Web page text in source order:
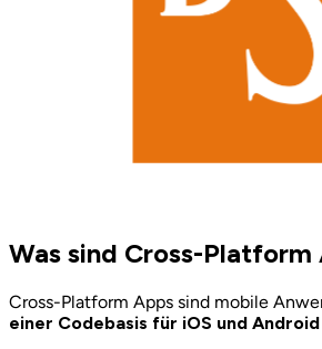
Was sind Cross-Platform
Cross-Platform Apps sind mobile
einer Codebasis für iOS und Android